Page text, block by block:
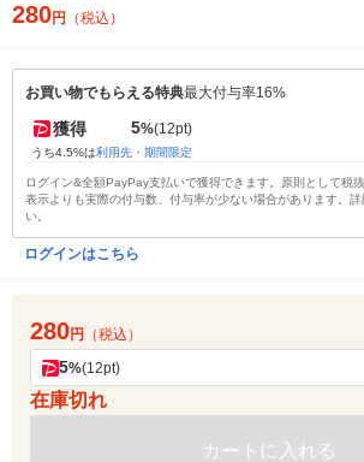
280円 （税込）
お買い物でもらえる特典最大付与率16%
獲得 5%(12pt)
うち4.5%は利用先・期間限定
ログイン&全額PayPay支払いで獲得できます。原則として税
表示よりも実際の付与数、付与率が少ない場合があります。
い。
ログインはこちら
280円 （税込）
5%(12pt)
在庫切れ
カートに入れる